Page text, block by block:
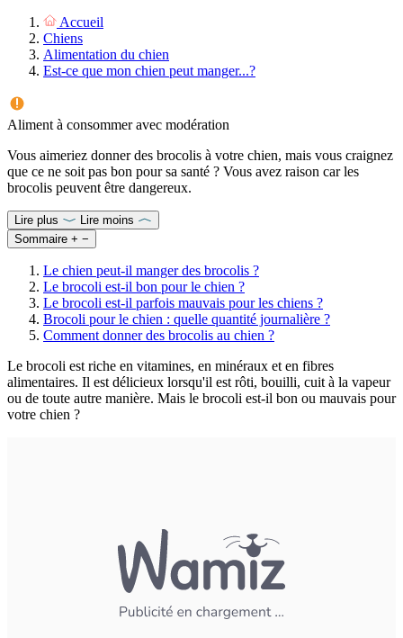
Accueil
Chiens
Alimentation du chien
Est-ce que mon chien peut manger...?
Aliment à consommer avec modération
Vous aimeriez donner des brocolis à votre chien, mais vous craignez
que ce ne soit pas bon pour sa santé ? Vous avez raison car les
brocolis peuvent être dangereux.
Lire plus
Lire moins
Sommaire + −
Le chien peut-il manger des brocolis ?
Le brocoli est-il bon pour le chien ?
Le brocoli est-il parfois mauvais pour les chiens ?
Brocoli pour le chien : quelle quantité journalière ?
Comment donner des brocolis au chien ?
Le brocoli est riche en vitamines, en minéraux et en fibres
alimentaires. Il est délicieux lorsqu'il est rôti, bouilli, cuit à la vapeur
ou de toute autre manière. Mais le brocoli est-il bon ou mauvais pour
votre chien ?